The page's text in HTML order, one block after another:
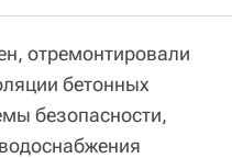
отремонтировали
бетонных
безопасности,